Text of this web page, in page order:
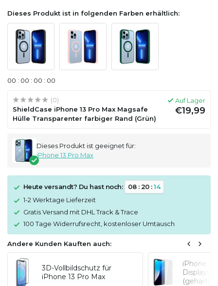
Dieses Produkt ist in folgenden Farben erhältlich:
00 : 00 : 00 : 00
(0)
ShieldCase iPhone 13 Pro Max Magsafe
Hülle Transparenter farbiger Rand (Grün)
Auf Lager
€19,99
Dieses Produkt ist geeignet für:
iPhone 13 Pro Max
Heute versandt? Du hast noch: 08:20 :13
1-2 Werktage Lieferzeit
Gratis Versand mit DHL Track & Trace
100 Tage Widerrufsrecht, kostenloser Umtausch
Andere Kunden Kauften auch:
3D-Vollbildschutz für
iPhone 13 Pro Max
iPhone